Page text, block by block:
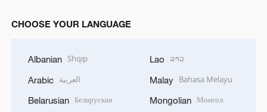
CHOOSE YOUR LANGUAGE
Albanian Shqip
Arabic العربية
Belarusian Беларуская
Lao ລາວ
Malay Bahasa Melayu
Mongolian Монгол